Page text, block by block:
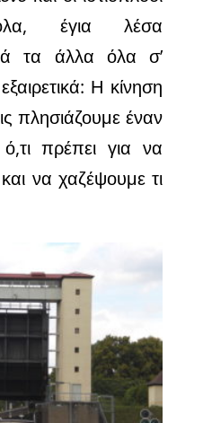
έγια λέσα
τα άλλα όλα σ’
Η κίνηση
πλησιάζουμε έναν
πρέπει για να
να χαζέψουμε τι